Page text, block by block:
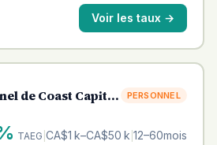
Voir les taux →
de Coast Capital
PERSONNEL
TAEG CA$1 k–CA$50 k 12–60mois